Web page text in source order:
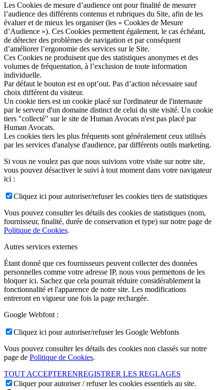
Les Cookies de mesure d’audience ont pour finalité de mesurer
l’audience des différents contenus et rubriques du Site, afin de les
évaluer et de mieux les organiser (les « Cookies de Mesure
d’Audience »). Ces Cookies permettent également, le cas échéant,
de détecter des problèmes de navigation et par conséquent
d’améliorer l’ergonomie des services sur le Site.
Ces Cookies ne produisent que des statistiques anonymes et des
volumes de fréquentation, à l’exclusion de toute information
individuelle.
Par défaut le bouton est en opt’out. Pas d’action nécessaire sauf
choix différent du visiteur.
Un cookie tiers est un cookie placé sur l'ordinateur de l'internaute
par le serveur d'un domaine distinct de celui du site visité. Un cookie
tiers "collecté" sur le site de Human Avocats n'est pas placé par
Human Avocats.
Les cookies tiers les plus fréquents sont généralement ceux utilisés
par les services d'analyse d'audience, par différents outils marketing.
Si vous ne voulez pas que nous suivions votre visite sur notre site,
vous pouvez désactiver le suivi à tout moment dans votre navigateur
ici :
Cliquez ici pour autoriser/refuser les cookies tiers de statistiques
Vous pouvez consulter les détails des cookies de statistiques (nom,
fournisseur, finalité, durée de conservation et type) sur notre page de
Politique de Cookies.
Autres services externes
Étant donné que ces fournisseurs peuvent collecter des données
personnelles comme votre adresse IP, nous vous permettons de les
bloquer ici. Sachez que cela pourrait réduire considérablement la
fonctionnalité et l'apparence de notre site. Les modifications
entreront en vigueur une fois la page rechargée.
Google Webfont :
Cliquez ici pour autoriser/refuser les Google Webfonts
Vous pouvez consulter les détails des cookies non classés sur notre
page de Politique de Cookies.
TOUT ACCEPTERENREGISTRER LES REGLAGES
Cliquer pour autoriser / refuser les cookies essentiels au site.